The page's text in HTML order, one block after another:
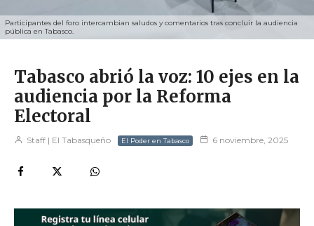
Participantes del foro intercambian saludos y comentarios tras concluir la audiencia
pública en Tabasco.
Tabasco abrió la voz: 10 ejes en la
audiencia por la Reforma
Electoral
Staff | El Tabasqueño El Poder en Tabasco 6 noviembre, 2025